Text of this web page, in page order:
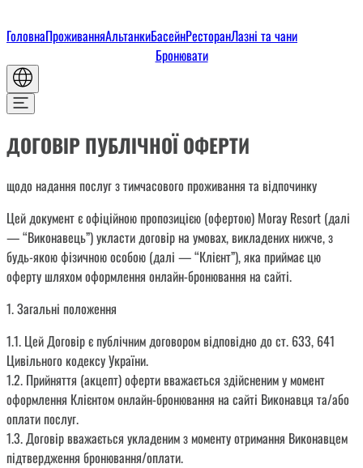
ГоловнаПроживанняАльтанкиБасейнРесторанЛазні та чани
Бронювати
ДОГОВІР ПУБЛІЧНОЇ ОФЕРТИ
щодо надання послуг з тимчасового проживання та відпочинку
Цей документ є офіційною пропозицією (офертою) Moray Resort (далі
— “Виконавець”) укласти договір на умовах, викладених нижче, з
будь-якою фізичною особою (далі — “Клієнт”), яка приймає цю
оферту шляхом оформлення онлайн-бронювання на сайті.
1. Загальні положення
1.1. Цей Договір є публічним договором відповідно до ст. 633, 641
Цивільного кодексу України.
1.2. Прийняття (акцепт) оферти вважається здійсненим у момент
оформлення Клієнтом онлайн-бронювання на сайті Виконавця та/або
оплати послуг.
1.3. Договір вважається укладеним з моменту отримання Виконавцем
підтвердження бронювання/оплати.